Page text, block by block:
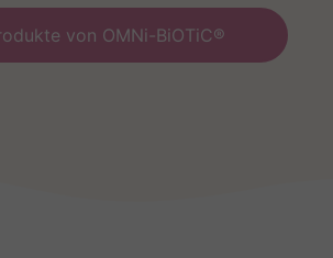
von OMNi-BiOTiC®